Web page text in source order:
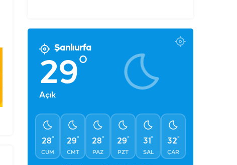
Şanlıurfa
29°
Açık
28°
CUM
29°
CMT
28°
PAZ
29°
PZT
31°
SAL
32°
ÇAR